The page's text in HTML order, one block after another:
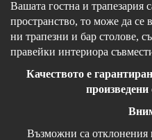
Вашата гостна и трапезария
пространство, то може да се
ни трапезни и бар столове,
правейки интериора
Качеството е
произведени
Възможни са отклонения